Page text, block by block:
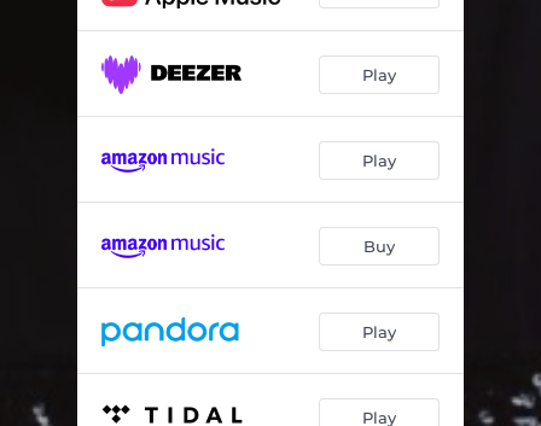
Con Maldad 04:31
Habla 04:05
Punto G 04:33
04:50
05:28
Soy Todo 06:26
Play
Play
Buy
Play
Play